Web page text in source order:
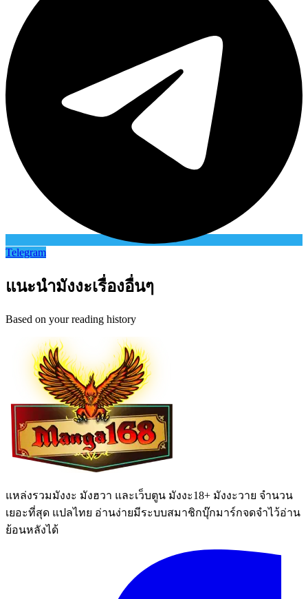
Telegram
แนะนำมังงะเรื่องอื่นๆ
Based on your reading history
แหล่งรวมมังงะ มังฮวา และเว็บตูน มังงะ18+ มังงะวาย จำนวน
เยอะที่สุด แปลไทย อ่านง่ายมีระบบสมาชิกบุ๊กมาร์กจดจำไว้อ่าน
ย้อนหลังได้